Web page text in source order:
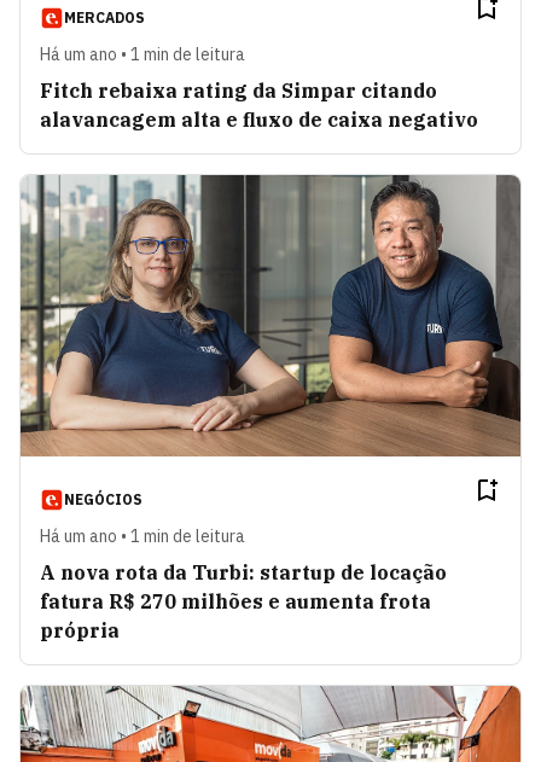
MERCADOS
Há um ano • 1 min de leitura
Fitch rebaixa rating da Simpar citando
alavancagem alta e fluxo de caixa negativo
NEGÓCIOS
Há um ano • 1 min de leitura
A nova rota da Turbi: startup de locação
fatura R$ 270 milhões e aumenta frota
própria